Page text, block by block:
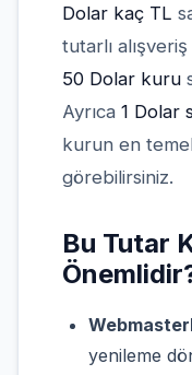
Dolar kaç TL
tutarlı
50 Dolar kuru
Ayrıca 1 Dolar
kurun en
görebilirsiniz.
Bu Tutar
yenileme